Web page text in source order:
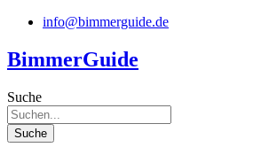
Zum
springen
info@bimmerguide.de
BimmerGuide
Suche
Suche